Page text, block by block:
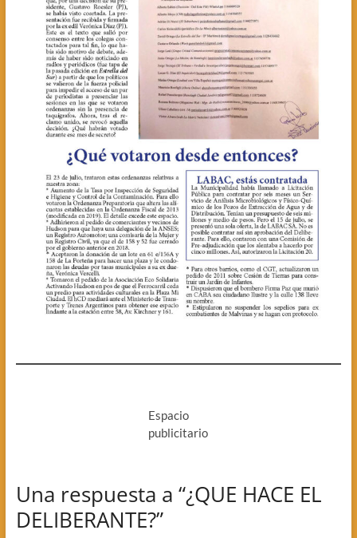
Espacio
publicitario
Una respuesta a “¿QUE HACE EL
DELIBERANTE?”